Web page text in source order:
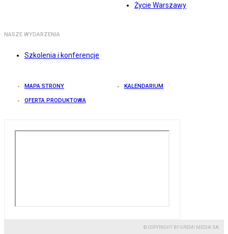
Życie Warszawy
NASZE WYDARZENIA
Szkolenia i konferencje
MAPA STRONY KALENDARIUM
OFERTA PRODUKTOWA
© COPYRIGHT BY GREMI MEDIA SA